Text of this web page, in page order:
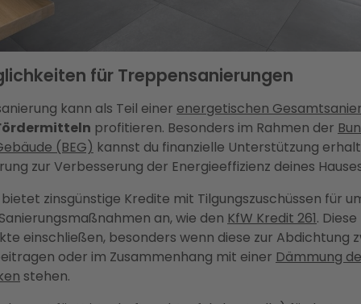
für Treppensanierungen
kann als Teil einer energetischen
profitieren. Besonders im Rahmen der
(BEG) kannst du finanzielle Unterstützung
zur Verbesserung der Energieeffizienz deines
zinsgünstige Kredite mit Tilgungszuschüssen für
an, wie den KfW Kredit 261.
einschließen, besonders wenn diese zur Abdichtung
oder im Zusammenhang mit einer Dämmung
stehen.